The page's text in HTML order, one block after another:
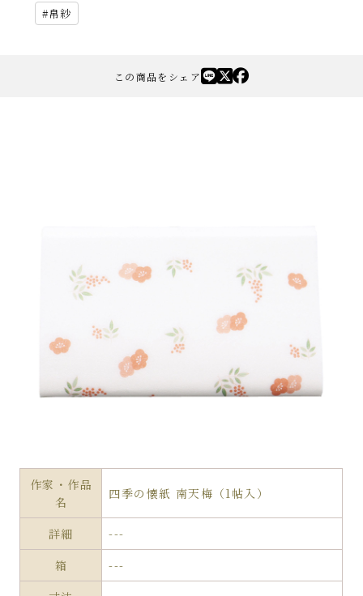
帛紗
この商品をシェア
作家・作品
名
四季の懐紙 南天梅（1帖入）
詳細
---
箱
---